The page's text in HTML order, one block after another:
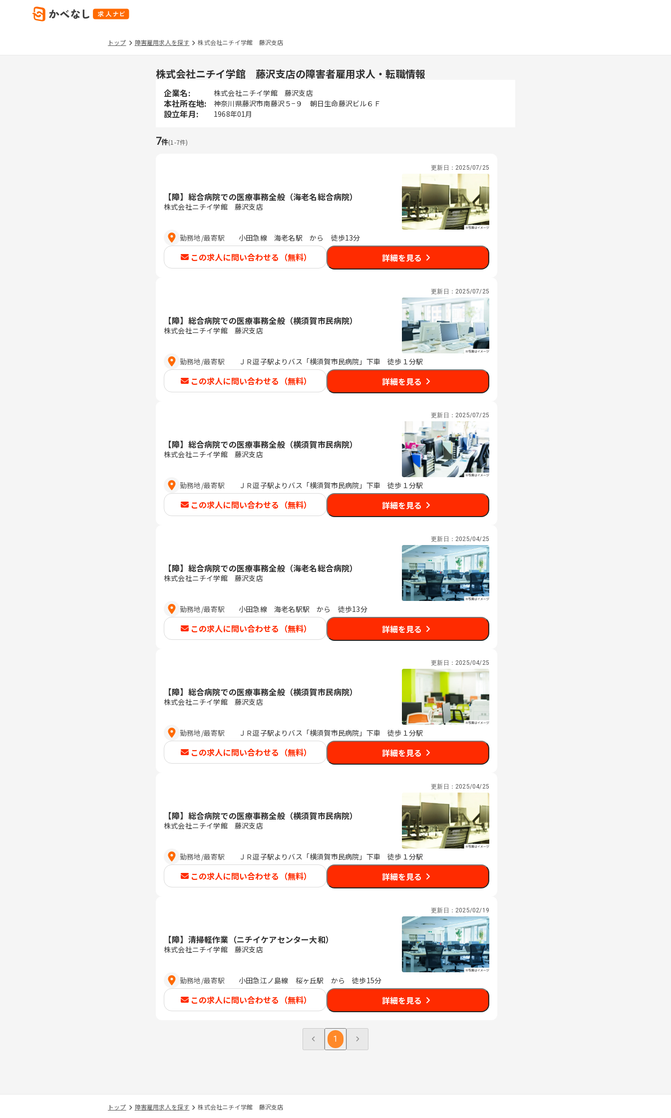
トップ 障害雇用求人を探す 株式会社ニチイ学館 藤沢支店
株式会社ニチイ学館 藤沢支店の障害者雇用求人・転職情報
企業名: 株式会社ニチイ学館 藤沢支店
本社所在地: 神奈川県藤沢市南藤沢５−９ 朝日生命藤沢ビル６Ｆ
設立年月: 1968年01月
7件(1 -7件)
更新日： 2025/07/25
【障】総合病院での医療事務全般（海老名総合病院）
株式会社ニチイ学館 藤沢支店
勤務地/最寄駅 小田急線 海老名駅 から 徒歩13分
この求人に問い合わせる（無料） 詳細を見る
更新日： 2025/07/25
【障】総合病院での医療事務全般（横須賀市民病院）
株式会社ニチイ学館 藤沢支店
勤務地/最寄駅 ＪＲ逗子駅よりバス「横須賀市民病院」下車 徒歩１分駅
この求人に問い合わせる（無料） 詳細を見る
更新日： 2025/07/25
【障】総合病院での医療事務全般（横須賀市民病院）
株式会社ニチイ学館 藤沢支店
勤務地/最寄駅 ＪＲ逗子駅よりバス「横須賀市民病院」下車 徒歩１分駅
この求人に問い合わせる（無料） 詳細を見る
更新日： 2025/04/25
【障】総合病院での医療事務全般（海老名総合病院）
株式会社ニチイ学館 藤沢支店
勤務地/最寄駅 小田急線 海老名駅駅 から 徒歩13分
この求人に問い合わせる（無料） 詳細を見る
更新日： 2025/04/25
【障】総合病院での医療事務全般（横須賀市民病院）
株式会社ニチイ学館 藤沢支店
勤務地/最寄駅 ＪＲ逗子駅よりバス「横須賀市民病院」下車 徒歩１分駅
この求人に問い合わせる（無料） 詳細を見る
更新日： 2025/04/25
【障】総合病院での医療事務全般（横須賀市民病院）
株式会社ニチイ学館 藤沢支店
勤務地/最寄駅 ＪＲ逗子駅よりバス「横須賀市民病院」下車 徒歩１分駅
この求人に問い合わせる（無料） 詳細を見る
更新日： 2025/02/19
【障】清掃軽作業（ニチイケアセンター大和）
株式会社ニチイ学館 藤沢支店
勤務地/最寄駅 小田急江ノ島線 桜ヶ丘駅 から 徒歩15分
この求人に問い合わせる（無料） 詳細を見る
1
トップ 障害雇用求人を探す 株式会社ニチイ学館 藤沢支店